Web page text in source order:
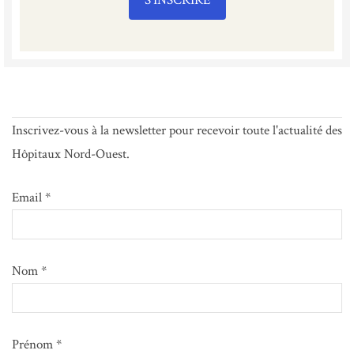
Inscrivez-vous à la newsletter pour recevoir toute l'actualité des
Hôpitaux Nord-Ouest.
Email *
Nom *
Prénom *